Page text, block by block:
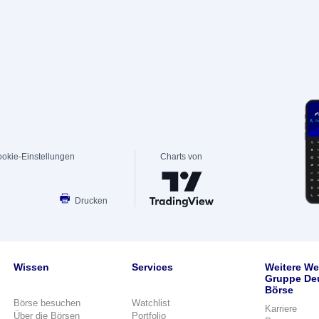
Einstellungen
Drucken
Charts von
Wissen
Börse besuchen
Über die Börsen
Services
Watchlist
Portfolio
Weitere
Gruppe
Börse
Karriere